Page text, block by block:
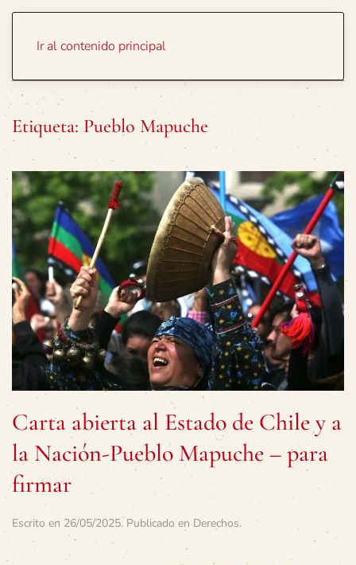
Ir al contenido principal
Etiqueta: Pueblo Mapuche
Carta abierta al Estado de Chile y a
la Nación-Pueblo Mapuche – para
firmar
Escrito en 26/05/2025. Publicado en Derechos.